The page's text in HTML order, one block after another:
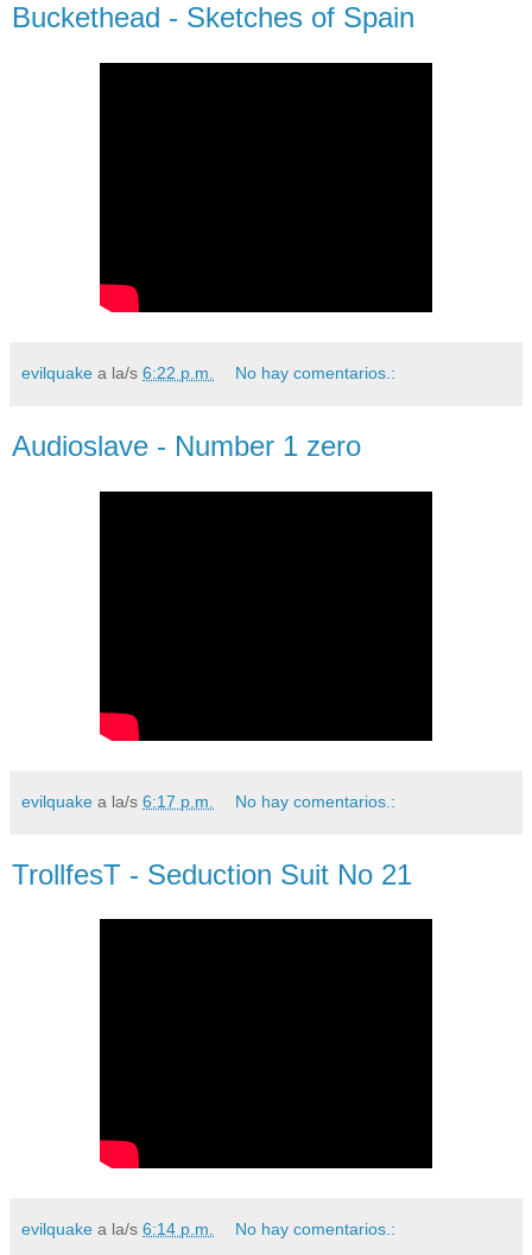
Buckethead - Sketches of Spain
evilquake a la/s 6:22 p.m. No hay comentarios.:
Audioslave - Number 1 zero
evilquake a la/s 6:17 p.m. No hay comentarios.:
TrollfesT - Seduction Suit No 21
evilquake a la/s 6:14 p.m. No hay comentarios.: